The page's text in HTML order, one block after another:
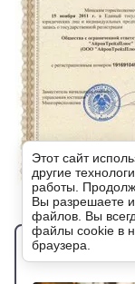
Новости
Этот сайт
другие
работы.
Вы разрешаете
файлов. Вы
файлы cookie в
браузера.